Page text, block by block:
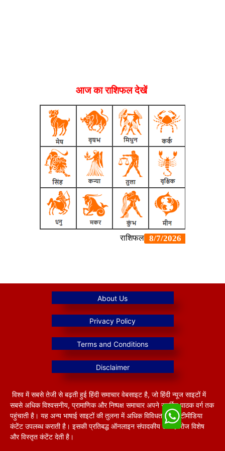
आज का राशिफल देखें
विश्व में सबसे तेजी से बढ़ती हुई हिंदी समाचार वेबसाइट है, जो हिंदी न्यूज साइटों में
सबसे अधिक विश्वसनीय, प्रामाणिक और निष्पक्ष समाचार अपने समर्पित पाठक वर्ग तक
पहुंचाती है। यह अन्य भाषाई साइटों की तुलना में अधिक विविधतापूर्ण मल्टीमीडिया
कंटेंट उपलब्ध कराती है। इसकी प्रतिबद्ध ऑनलाइन संपादकीय टीम हररोज विशेष
और विस्तृत कंटेंट देती है।